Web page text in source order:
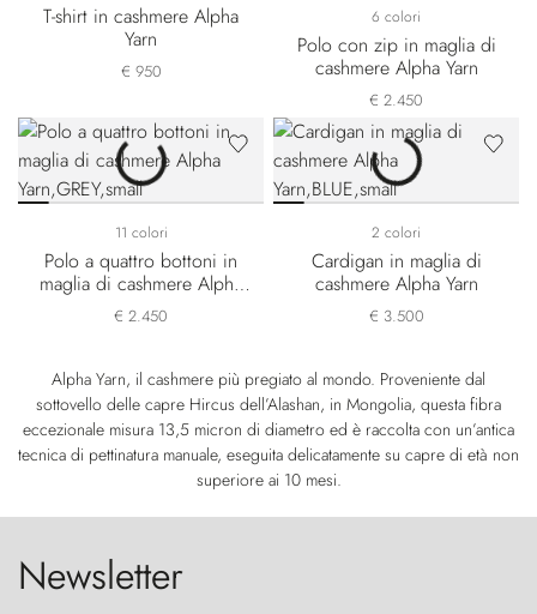
T-shirt in cashmere Alpha
Yarn
€ 950
6 colori
Polo con zip in maglia di
cashmere Alpha Yarn
€ 2.450
11 colori
Polo a quattro bottoni in
maglia di cashmere Alpha
Yarn
€ 2.450
2 colori
Cardigan in maglia di
cashmere Alpha Yarn
€ 3.500
Alpha Yarn, il cashmere più pregiato al mondo. Proveniente dal
sottovello delle capre Hircus dell’Alashan, in Mongolia, questa fibra
eccezionale misura 13,5 micron di diametro ed è raccolta con un’antica
tecnica di pettinatura manuale, eseguita delicatamente su capre di età non
superiore ai 10 mesi.
Newsletter